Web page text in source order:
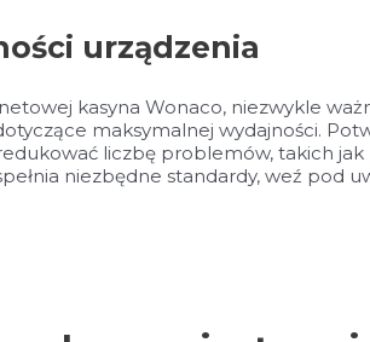
urządzenia
kasyna Wonaco, niezwykle
maksymalnej wydajności.
liczbę problemów, takich
niezbędne standardy, weź pod